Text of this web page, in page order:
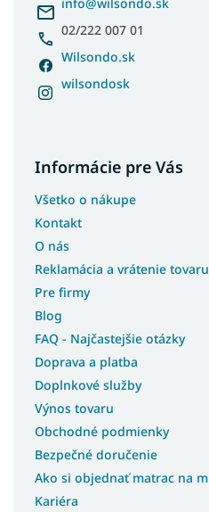
02/222 007 01
Wilsondo.sk
wilsondosk
Informácie pre Vás
Všetko o nákupe
Kontakt
O nás
Reklamácia a vrátenie tovaru
Pre firmy
Blog
FAQ - Najčastejšie otázky
Doprava a platba
Doplnkové služby
Výnos tovaru
Obchodné podmienky
Bezpečné doručenie
Ako si objednať matrac na
Kariéra